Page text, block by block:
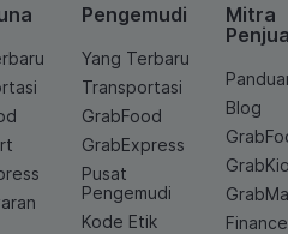
Pengemudi
Yang Terbaru
Transportasi
GrabFood
GrabExpress
Pusat
Pengemudi
Kode Etik
Mitra
Blog
Finance